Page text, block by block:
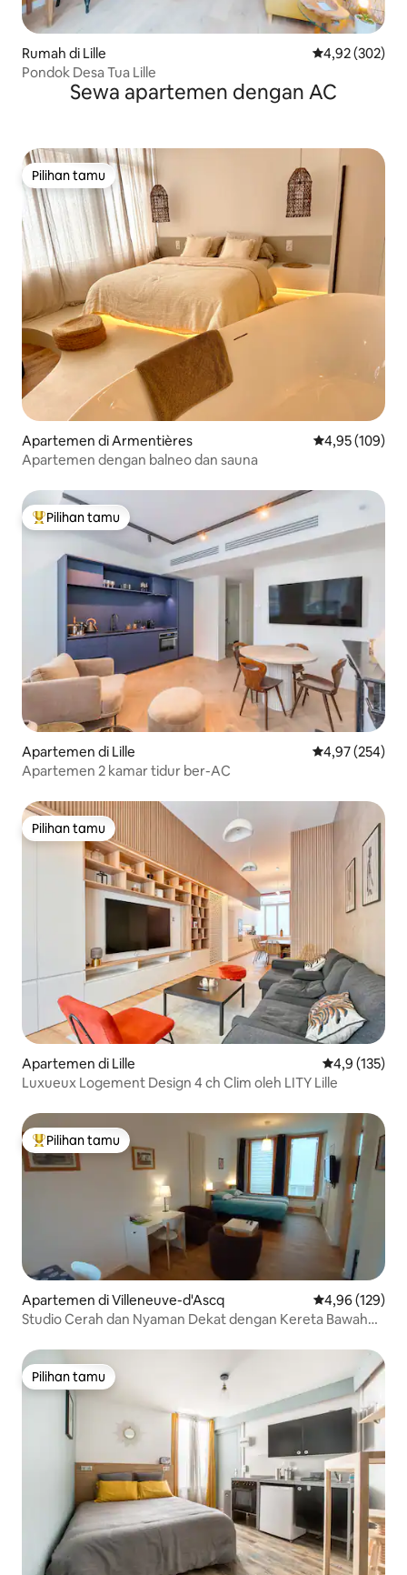
Rumah di Lille Nilai rata-rata
4,92 (302)
Pondok Desa Tua Lille
Sewa apartemen dengan AC
Pilihan tamu
Pilihan tamu
Apartemen di Armentières Nilai rata-rata
4,95 (109)
Apartemen dengan balneo dan sauna
Pilihan tamu terpopuler
Pilihan tamu
Apartemen di Lille Nilai rata-rata
4,97 (254)
Apartemen 2 kamar tidur ber-AC
Pilihan tamu
Pilihan tamu
Apartemen di Lille Nilai rata-
4,9 (135)
Luxueux Logement Design 4 ch Clim oleh LITY Lille
Pilihan tamu terpopuler
Pilihan tamu
Apartemen di Villeneuve-d'Ascq Nilai rata-rata
4,96 (129)
Studio Cerah dan Nyaman Dekat dengan Kereta Bawah
Pilihan tamu
Pilihan tamu